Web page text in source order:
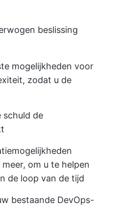
beslissing
mogelijkheden voor
zodat u de
de
meer, om u te helpen
de loop van de tijd
bestaande DevOps-